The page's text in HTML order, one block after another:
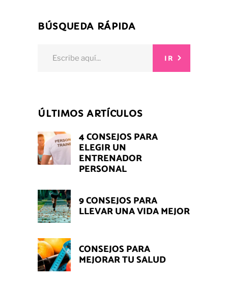
BÚSQUEDA RÁPIDA
IR
ÚLTIMOS ARTÍCULOS
4 CONSEJOS PARA
ELEGIR UN
ENTRENADOR
PERSONAL
9 CONSEJOS PARA
LLEVAR UNA VIDA MEJOR
CONSEJOS PARA
MEJORAR TU SALUD